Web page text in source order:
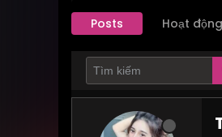
Posts Hoạt